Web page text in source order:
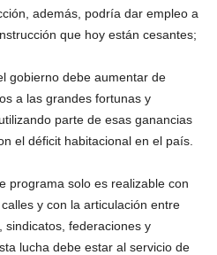
además, podría dar empleo a
que hoy están cesantes;
gobierno debe aumentar de
a las grandes fortunas y
parte de esas ganancias
el déficit habitacional en el país.
programa solo es realizable con
y con la articulación entre
sindicatos, federaciones y
lucha debe estar al servicio de